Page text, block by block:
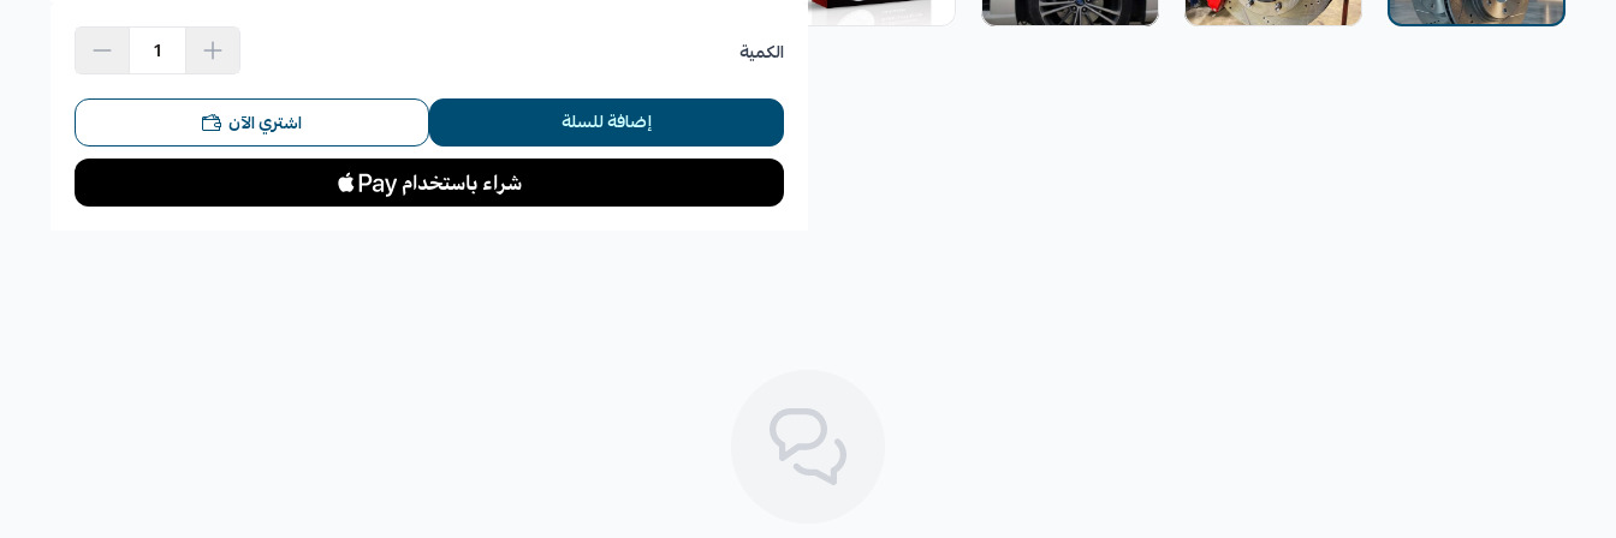
مثالي للاستخدام مع السرعات العالية أو في المناطق الجبلية.
✓يعمل على تقليل أو إزالة اهتزازات الفرامل بشكل نهائي.
*
الكمية
إضافة للسلة اشتري الآن